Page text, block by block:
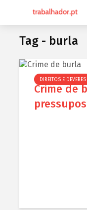
Tag - burla
DIREITOS E DEVERES
Crime de